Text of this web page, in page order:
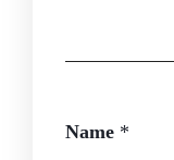
Name *